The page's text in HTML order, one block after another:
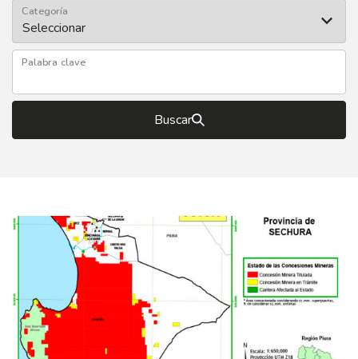
Categoría
Palabra clave
Buscar